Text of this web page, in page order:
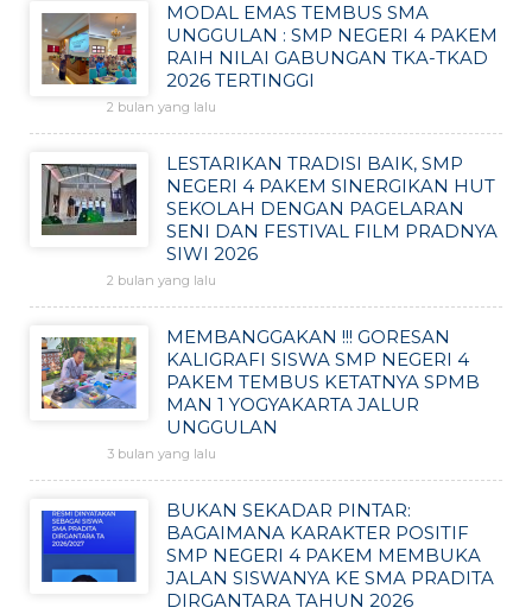
MODAL EMAS TEMBUS SMA
UNGGULAN : SMP NEGERI 4 PAKEM
RAIH NILAI GABUNGAN TKA-TKAD
2026 TERTINGGI
2 bulan yang lalu
LESTARIKAN TRADISI BAIK, SMP
NEGERI 4 PAKEM SINERGIKAN HUT
SEKOLAH DENGAN PAGELARAN
SENI DAN FESTIVAL FILM PRADNYA
SIWI 2026
2 bulan yang lalu
MEMBANGGAKAN !!! GORESAN
KALIGRAFI SISWA SMP NEGERI 4
PAKEM TEMBUS KETATNYA SPMB
MAN 1 YOGYAKARTA JALUR
UNGGULAN
3 bulan yang lalu
BUKAN SEKADAR PINTAR:
BAGAIMANA KARAKTER POSITIF
SMP NEGERI 4 PAKEM MEMBUKA
JALAN SISWANYA KE SMA PRADITA
DIRGANTARA TAHUN 2026